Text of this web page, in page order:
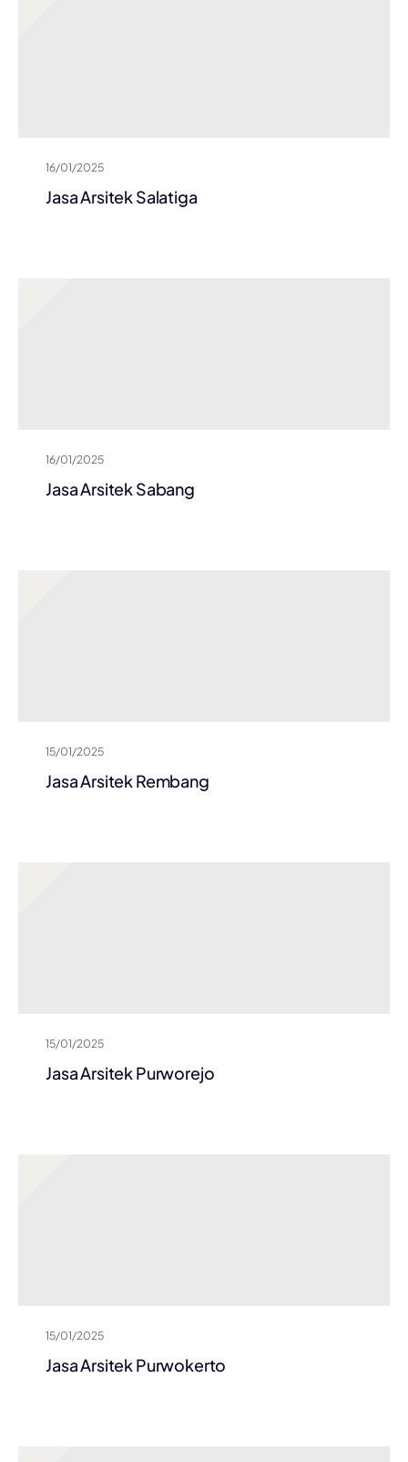
16/01/2025
Jasa Arsitek Salatiga
16/01/2025
Jasa Arsitek Sabang
15/01/2025
Jasa Arsitek Rembang
15/01/2025
Jasa Arsitek Purworejo
15/01/2025
Jasa Arsitek Purwokerto